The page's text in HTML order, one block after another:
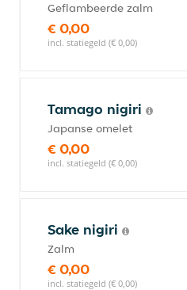
Geflambeerde zalm
€ 0,00
incl. statiegeld (€ 0,00)
Tamago nigiri
Japanse omelet
€ 0,00
incl. statiegeld (€ 0,00)
Sake nigiri
Zalm
€ 0,00
incl. statiegeld (€ 0,00)